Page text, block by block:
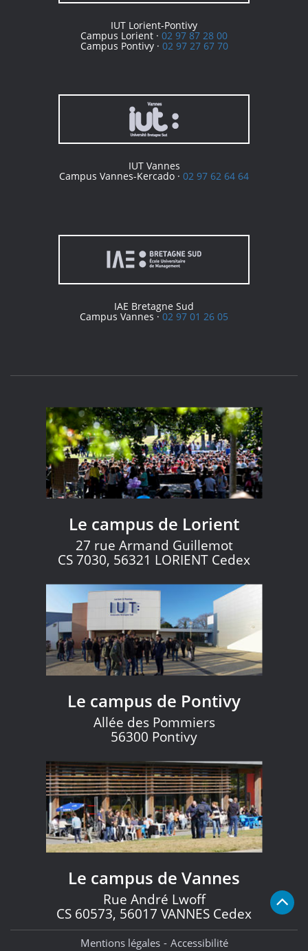
IUT Lorient-Pontivy
Campus Lorient · 02 97 87 28 00
Campus Pontivy · 02 97 27 67 70
IUT Vannes
Campus Vannes-Kercado · 02 97 62 64 64
IAE Bretagne Sud
Campus Vannes ·02 97 01 26 05
Le campus de Lorient
27 rue Armand Guillemot
CS 7030, 56321 LORIENT Cedex
Le campus de Pontivy
Allée des Pommiers
56300 Pontivy
Le campus de Vannes
Rue André Lwoff
CS 60573, 56017 VANNES Cedex
Mentions légales Accessibilité